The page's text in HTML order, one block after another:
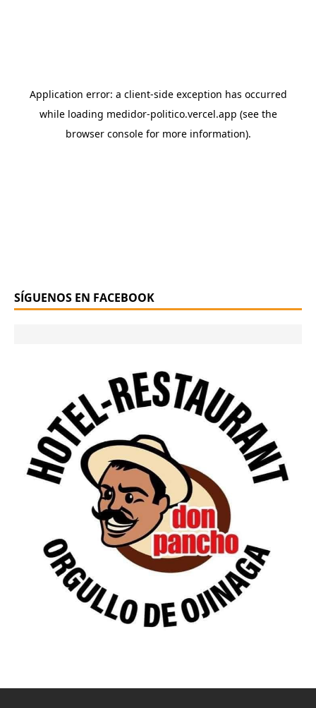
SÍGUENOS EN FACEBOOK